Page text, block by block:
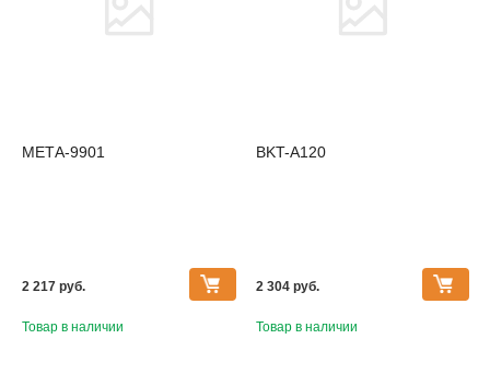
МЕТА-9901
2 217 pуб.
Товар в наличии
BKT-A120
2 304 pуб.
Товар в наличии